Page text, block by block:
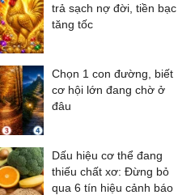
trả sạch nợ đời, tiền bạc
tăng tốc
Chọn 1 con đường, biết
cơ hội lớn đang chờ ở
đâu
Dấu hiệu cơ thể đang
thiếu chất xơ: Đừng bỏ
qua 6 tín hiệu cảnh báo